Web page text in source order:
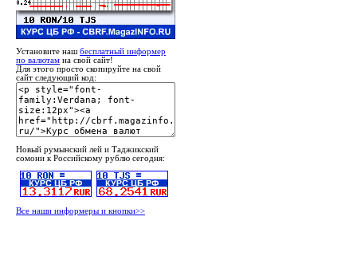
Установите наш бесплатный информер
по валютам на свой сайт!
Для этого просто скопируйте на свой
сайт следующий код:
Новый румынский лей и Таджикский
сомони к Российскому рублю сегодня:
Все наши информеры и кнопки>>